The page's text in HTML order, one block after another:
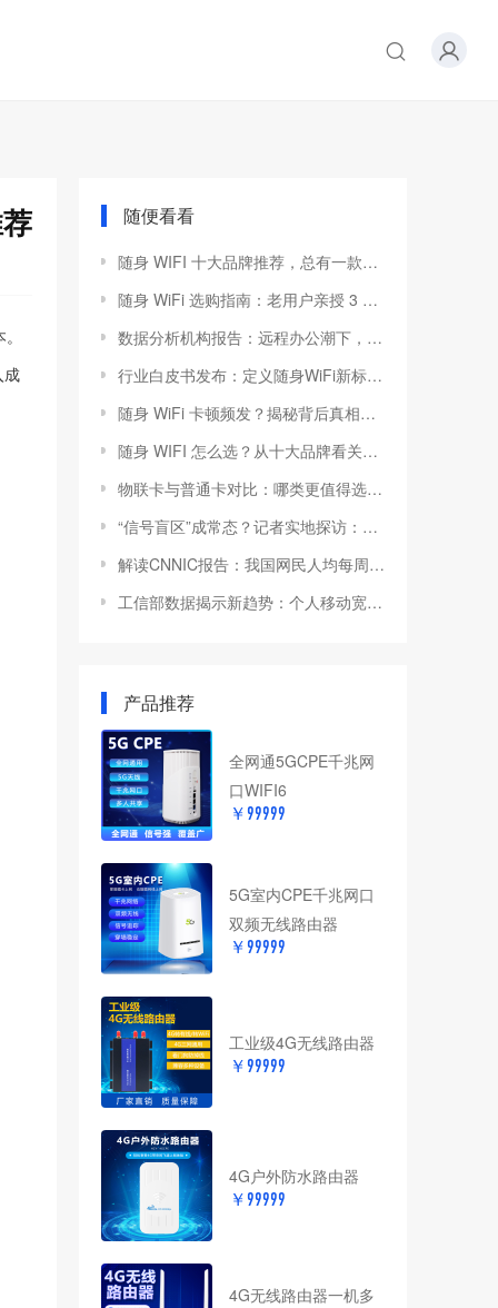
成
随便看看
随身 WIFI 十大品牌推荐，总有一款适合你！
随身 WiFi 选购指南：老用户亲授 3 大避坑技巧，告别 “花钱买罪受”
数据分析机构报告：远程办公潮下，便携网络设备市场渗透率预计翻番
行业白皮书发布：定义随身WiFi新标准，这三项性能指标权重占比超70%
随身 WiFi 卡顿频发？揭秘背后真相与 3 大选购攻略，认准合规品牌告别糟心体验
随身 WIFI 怎么选？从十大品牌看关键指标
物联卡与普通卡对比：哪类更值得选择？
“信号盲区”成常态？记者实地探访：多趟高铁线路移动网络稳定性堪忧
解读CNNIC报告：我国网民人均每周上网时长再创新高，移动连接质量成关注焦点
工信部数据揭示新趋势：个人移动宽带用户年均增长68%，成数字生活新基石
产品推荐
全网通5GCPE千兆网
口WIFI6
￥99999
5G室内CPE千兆网口
双频无线路由器
￥99999
工业级4G无线路由器
￥99999
4G户外防水路由器
￥99999
4G无线路由器一机多